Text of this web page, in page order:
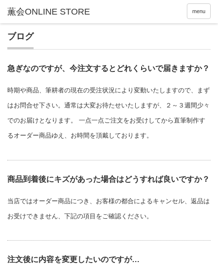
menu
ブログ
急ぎなのですが、今注文するとどれくらいで届きますか？
時期や商品、筆耕者の現在の受注状況により変動いたしますので、まず
はお問合せ下さい。通常は大変お待たせいたしますが、２～３週間少々
でのお届けとなります。 一点一点ご注文をお受けしてから直筆制作す
るオーダー商品ゆえ、お時間を頂戴しております。
商品到着後にキズがあった場合はどうすれば良いですか？
当店ではオーダー商品につき、お客様の都合によるキャンセル、返品は
お受けできません、下記の項目をご確認ください。
注文後に内容を変更したいのですが…